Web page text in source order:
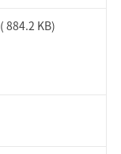
( 884.2 KB)